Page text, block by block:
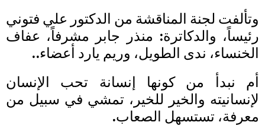
وتألفت لجنة المناقشة من الدكتور علي فتوني
رئيساً، والدكاترة: منذر جابر مشرفاً، عفاف
الخنساء، ندى الطويل، وريم يارد أعضاء..
أم نبدأ من كونها إنسانة تحب الإنسان
لإنسانيته والخير للخير، تمشي في سبيل من
معرفة، تستسهل الصعاب.